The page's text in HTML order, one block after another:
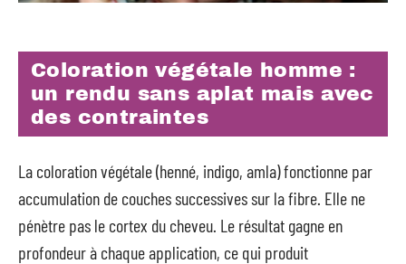
Coloration végétale homme :
un rendu sans aplat mais avec
des contraintes
La coloration végétale (henné, indigo, amla) fonctionne par
accumulation de couches successives sur la fibre. Elle ne
pénètre pas le cortex du cheveu. Le résultat gagne en
profondeur à chaque application, ce qui produit